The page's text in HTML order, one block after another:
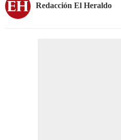
Redacción El Heraldo